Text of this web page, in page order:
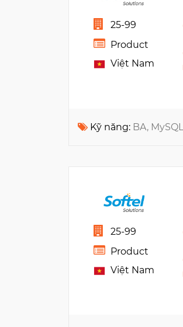
25-99
Product
Việt Nam
Kỹ năng: BA, MySQL
25-99
Product
Việt Nam